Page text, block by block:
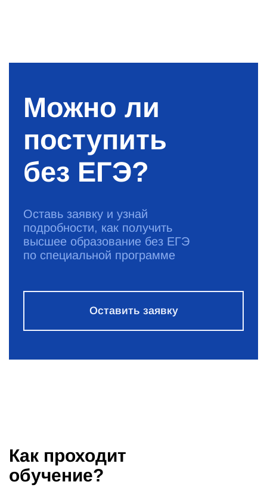
Можно ли
поступить
без ЕГЭ?
Оставь заявку и узнай
подробности, как получить
высшее образование без ЕГЭ
по специальной программе
Оставить заявку
Как проходит
обучение?